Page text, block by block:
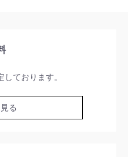
ております。
る